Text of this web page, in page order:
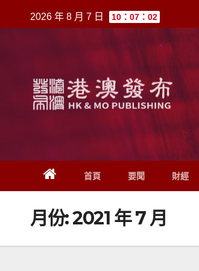
至
2026 年 8 月 7 日 10：07：02
首頁 要聞 財經
月份:2021 年 7 月